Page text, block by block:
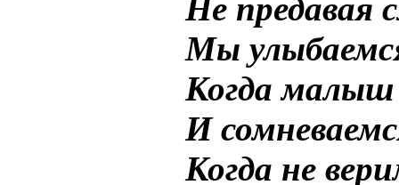
Не предавая
Мы
Когда
И
Когда не